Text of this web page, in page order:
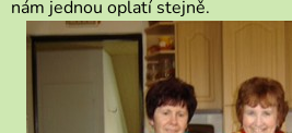
nám jednou oplatí stejně.